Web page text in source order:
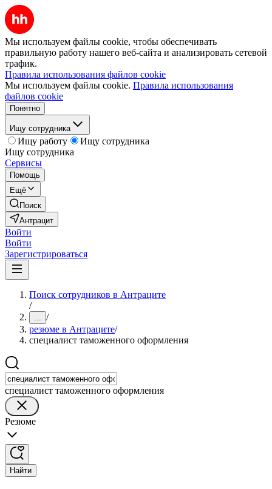
Мы используем файлы cookie, чтобы обеспечивать
правильную работу нашего веб-сайта и анализировать сетевой
трафик.
Правила использования файлов cookie
Мы используем файлы cookie. Правила использования
файлов cookie
Понятно
Ищу сотрудника
Ищу работу
Ищу сотрудника
Ищу сотрудника
Сервисы
Помощь
Ещё
Поиск
Антрацит
Войти
Войти
Зарегистрироваться
Поиск сотрудников в Антраците
/
... /
резюме в Антраците/
специалист таможенного оформления
специалист таможенного оформления
Резюме
Найти